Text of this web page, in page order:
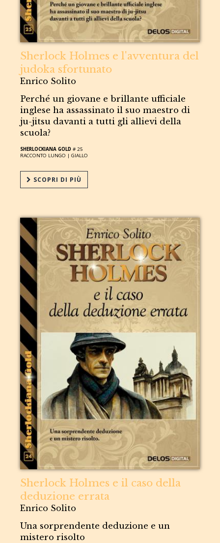
Sherlock Holmes e l'avventura del
judoka sfortunato
Enrico Solito
Perché un giovane e brillante ufficiale
inglese ha assassinato il suo maestro di
ju-jitsu davanti a tutti gli allievi della
scuola?
SHERLOCKIANA GOLD # 25
RACCONTO LUNGO |GIALLO
SCOPRI DI PIÙ
Sherlock Holmes e il caso della
deduzione errata
Enrico Solito
Una sorprendente deduzione e un
mistero risolto